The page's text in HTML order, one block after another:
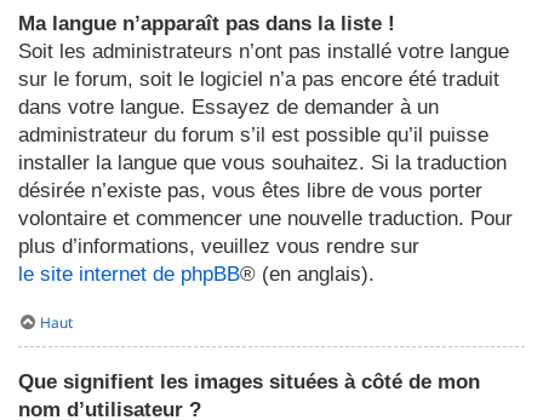
Ma langue n’apparaît pas dans la liste !
Soit les administrateurs n’ont pas installé votre langue
sur le forum, soit le logiciel n’a pas encore été traduit
dans votre langue. Essayez de demander à un
administrateur du forum s’il est possible qu’il puisse
installer la langue que vous souhaitez. Si la traduction
désirée n’existe pas, vous êtes libre de vous porter
volontaire et commencer une nouvelle traduction. Pour
plus d’informations, veuillez vous rendre sur
le site internet de phpBB® (en anglais).
Haut
Que signifient les images situées à côté de mon
nom d’utilisateur ?